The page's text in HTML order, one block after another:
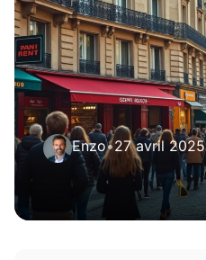
Enzo•27 avril 2025